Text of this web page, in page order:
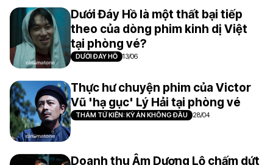
Dưới Đáy Hồ là một thất bại tiếp
theo của dòng phim kinh dị Việt
tại phòng vé?
DƯỚI ĐÁY HỒ 13/06
Thực hư chuyện phim của Victor
Vũ 'hạ gục' Lý Hải tại phòng vé
THÁM TỬ KIÊN: KỲ ÁN KHÔNG ĐẦU 28/04
Doanh thu Âm Dương Lộ chấm dứt